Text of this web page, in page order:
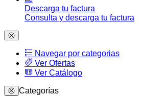
Descarga tu factura
Consulta y descarga tu factura
Navegar por categorias
Ver Ofertas
Ver Catálogo
Categorías